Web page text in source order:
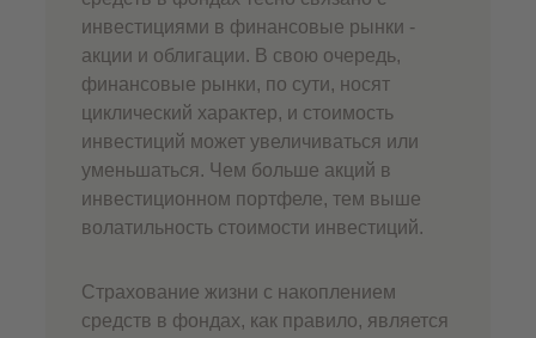
инвестициями в финансовые рынки -
акции и облигации. В свою очередь,
финансовые рынки, по сути, носят
циклический характер, и стоимость
инвестиций может увеличиваться или
уменьшаться. Чем больше акций в
инвестиционном портфеле, тем выше
волатильность стоимости инвестиций.
Страхование жизни c накоплением
средств в фондах, как правило, является